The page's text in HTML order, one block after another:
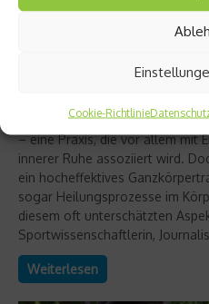
Cookie-Richtlinie
Christine Bielecki über
Yoga gilt für viele als sanfter
– eine Praxis, die vor allem mit
innerer Ruhe assoziiert wird.
ein hocheffektives
sogar Heilungsprozesse im
diesem oft unterschätzten
Sportwissenschaftlerin,
Weiterlesen